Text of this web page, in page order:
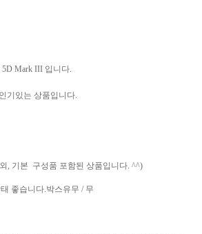
5D Mark III 입니다.
기있는 상품입니다.
, 기본 구성품 포함된 상품입니다. ^^)
좋습니다.박스유무 / 무